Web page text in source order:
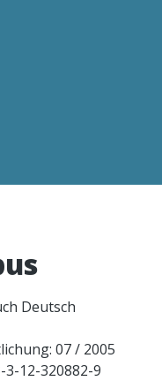
Deutsch
07 / 2005
3-12-320882-9